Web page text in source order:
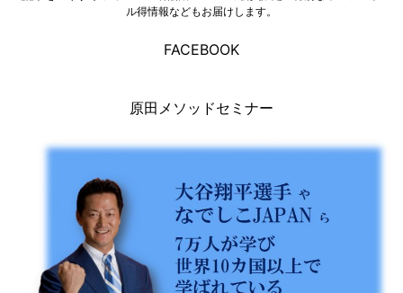
ル得情報などもお届けします。
FACEBOOK
原田メソッドセミナー